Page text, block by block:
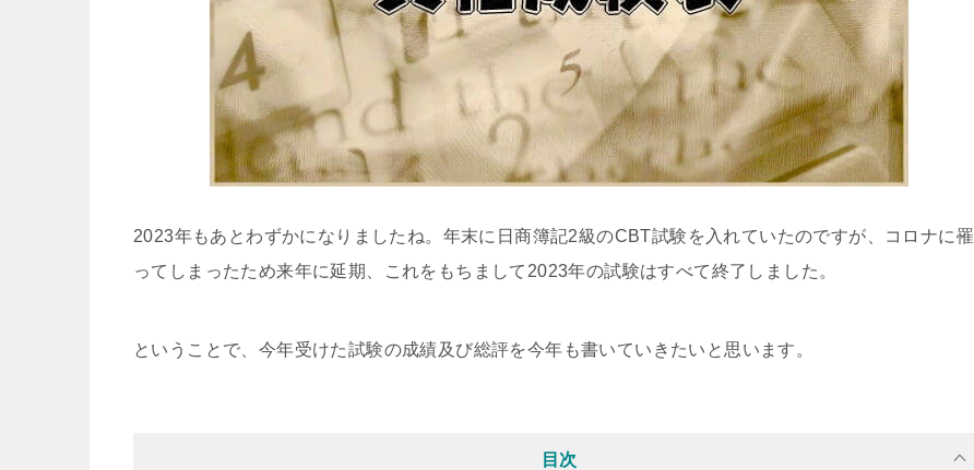
2023年もあとわずかになりましたね。年末に日商簿記2級のCBT試験を入れていたのですが、コロナに罹
ってしまったため来年に延期、これをもちまして2023年の試験はすべて終了しました。
ということで、今年受けた試験の成績及び総評を今年も書いていきたいと思います。
目次